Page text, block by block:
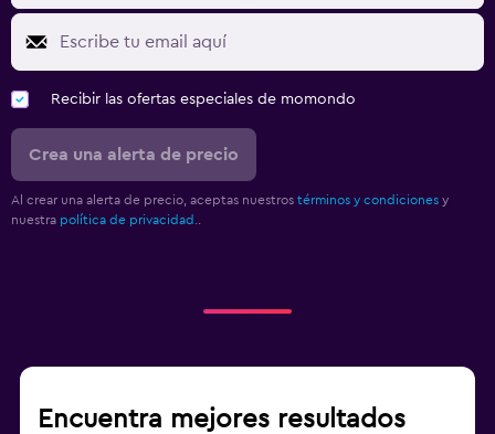
Recibir las ofertas especiales de momondo
Crea una alerta de precio
Al crear una alerta de precio, aceptas nuestros términos y condiciones y
nuestra política de privacidad.
Encuentra mejores resultados